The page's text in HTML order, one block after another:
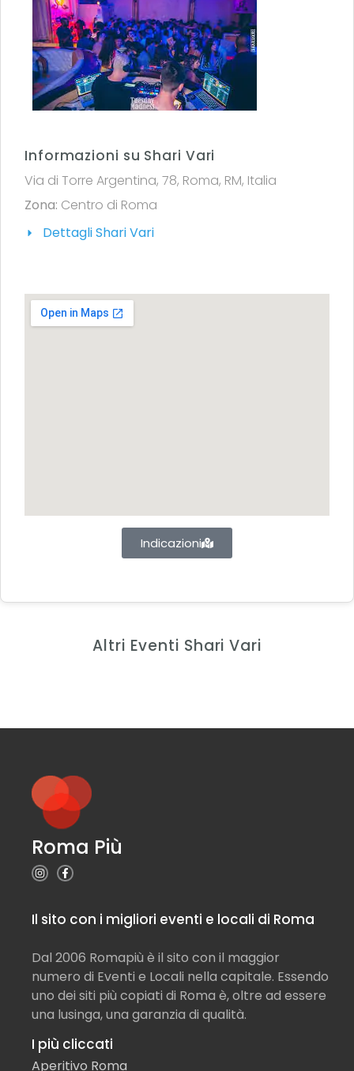
Informazioni su Shari Vari
Via di Torre Argentina, 78, Roma, RM, Italia
Zona: Centro di Roma
Dettagli Shari Vari
Indicazioni
Altri Eventi Shari Vari
Roma Più
Il sito con i migliori eventi e locali di Roma
Dal 2006 Romapiù è il sito con il maggior
numero di Eventi e Locali nella capitale. Essendo
uno dei siti più copiati di Roma è, oltre ad essere
una lusinga, una garanzia di qualità.
I più cliccati
Aperitivo Roma